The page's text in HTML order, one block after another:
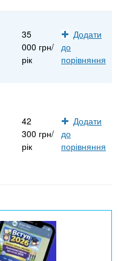
35
000 грн/
рік
Додати
до
порівняння
42
300 грн/
рік
Додати
до
порівняння